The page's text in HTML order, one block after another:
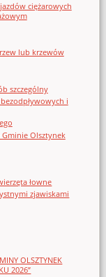
ciężarowych
lub krzewów
szczególny
i
Olsztynek
łowne
zjawiskami
OLSZTYNEK
2026”